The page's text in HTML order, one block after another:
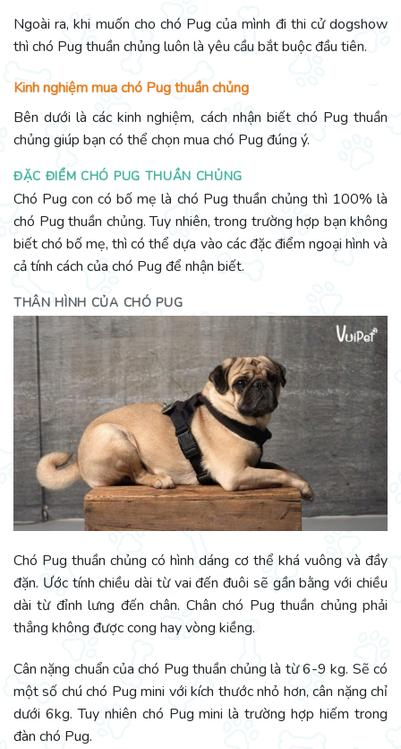
Ngoài ra, khi muốn cho chó Pug của mình đi thi cử dogshow
thì chó Pug thuần chủng luôn là yêu cầu bắt buộc đầu tiên.
Kinh nghiệm mua chó Pug thuần chủng
Bên dưới là các kinh nghiệm, cách nhận biết chó Pug thuần
chủng giúp bạn có thể chọn mua chó Pug đúng ý.
ĐẶC ĐIỂM CHÓ PUG THUẦN CHỦNG
Chó Pug con có bố mẹ là chó Pug thuần chủng thì 100% là
chó Pug thuần chủng. Tuy nhiên, trong trường hợp bạn không
biết chó bố mẹ, thì có thể dựa vào các đặc điểm ngoại hình và
cả tính cách của chó Pug để nhận biết.
THÂN HÌNH CỦA CHÓ PUG
Chó Pug thuần chủng có hình dáng cơ thể khá vuông và đầy
đặn. Ước tính chiều dài từ vai đến đuôi sẽ gần bằng với chiều
dài từ đỉnh lưng đến chân. Chân chó Pug thuần chủng phải
thẳng không được cong hay vòng kiềng.
Cân nặng chuẩn của chó Pug thuần chủng là từ 6-9 kg. Sẽ có
một số chú chó Pug mini với kích thước nhỏ hơn, cân nặng chỉ
dưới 6kg. Tuy nhiên chó Pug mini là trường hợp hiếm trong
đàn chó Pug.